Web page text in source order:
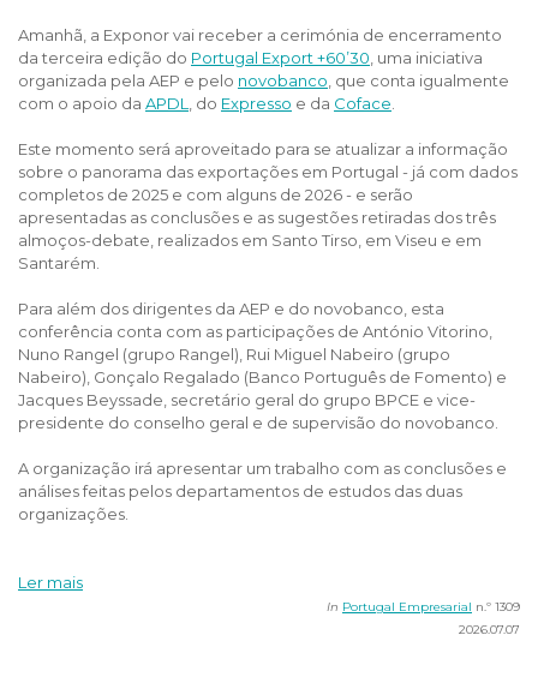
Amanhã, a Exponor vai receber a cerimónia de encerramento
da terceira edição do Portugal Export +60’30 , uma iniciativa
organizada pela AEP e pelo novobanco , que conta igualmente
com o apoio da APDL , do Expresso e da Coface
Este momento será aproveitado para se atualizar a informação
sobre o panorama das exportações em Portugal - já com dados
completos de 2025 e com alguns de 2026 - e serão
apresentadas as conclusões e as sugestões retiradas dos três
almoços-debate, realizados em Santo Tirso, em Viseu e em
Santarém.
Para além dos dirigentes da AEP e do novobanco, esta
conferência conta com as participações de António Vitorino,
Nuno Rangel (grupo Rangel), Rui Miguel Nabeiro (grupo
Nabeiro), Gonçalo Regalado (Banco Português de Fomento) e
Jacques Beyssade, secretário geral do grupo BPCE e vice-
presidente do conselho geral e de supervisão do novobanco.
A organização irá apresentar um trabalho com as conclusões e
análises feitas pelos departamentos de estudos das duas
organizações.
Ler mais
In Portugal Empresarial n.º 1309
2026.07.07